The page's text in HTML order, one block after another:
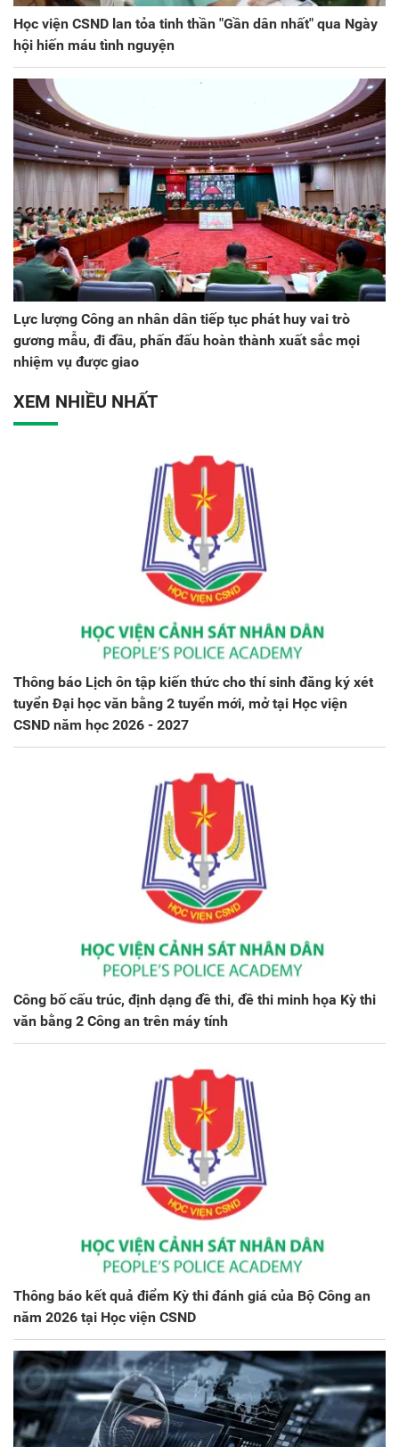
Học viện CSND lan tỏa tinh thần "Gần dân nhất" qua Ngày
hội hiến máu tình nguyện
Lực lượng Công an nhân dân tiếp tục phát huy vai trò
gương mẫu, đi đầu, phấn đấu hoàn thành xuất sắc mọi
nhiệm vụ được giao
XEM NHIỀU NHẤT
Thông báo Lịch ôn tập kiến thức cho thí sinh đăng ký xét
tuyển Đại học văn bằng 2 tuyển mới, mở tại Học viện
CSND năm học 2026 - 2027
Công bố cấu trúc, định dạng đề thi, đề thi minh họa Kỳ thi
văn bằng 2 Công an trên máy tính
Thông báo kết quả điểm Kỳ thi đánh giá của Bộ Công an
năm 2026 tại Học viện CSND